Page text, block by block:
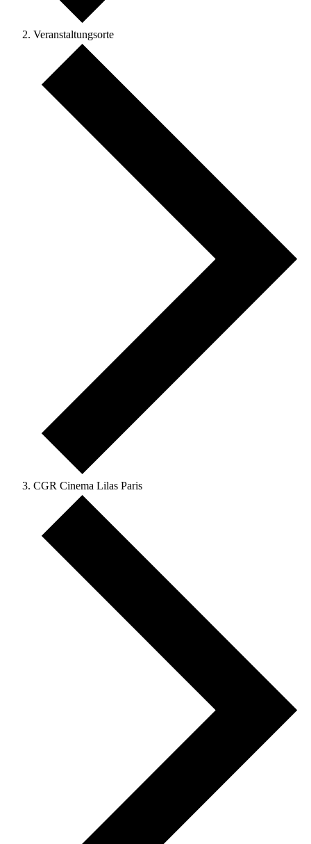
Veranstaltungsorte
CGR Cinema Lilas Paris